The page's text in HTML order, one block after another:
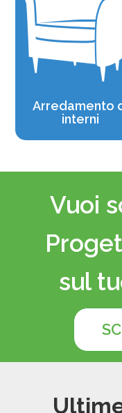
Arredamento
interni
Vuoi
sul